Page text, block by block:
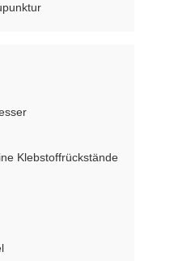
Klebstoffrückstände